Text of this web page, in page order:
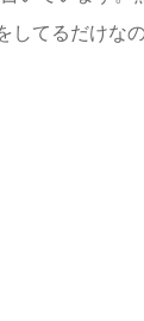
てるだけな